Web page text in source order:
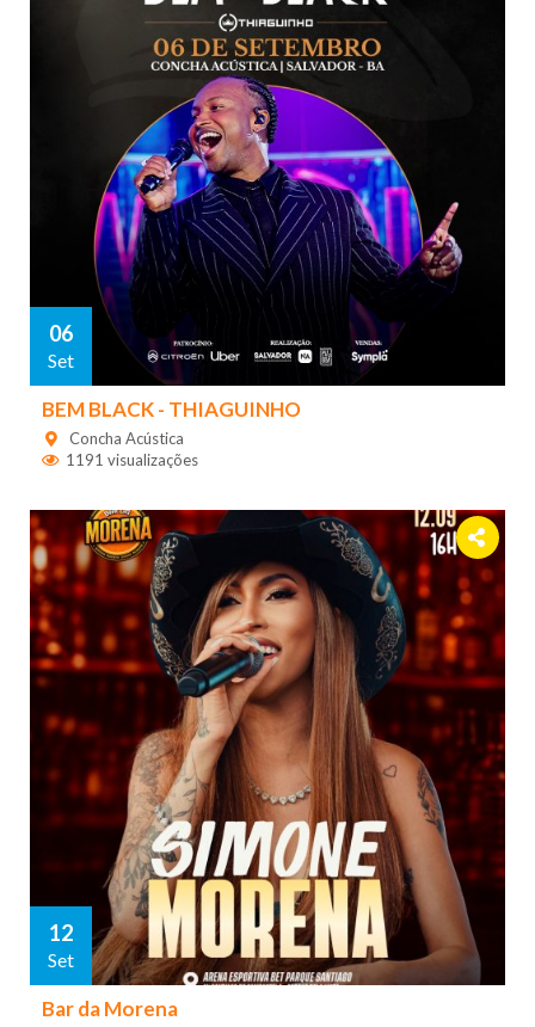
06
Set
BEM BLACK - THIAGUINHO
Concha Acústica
1191 visualizações
12
Set
Bar da Morena